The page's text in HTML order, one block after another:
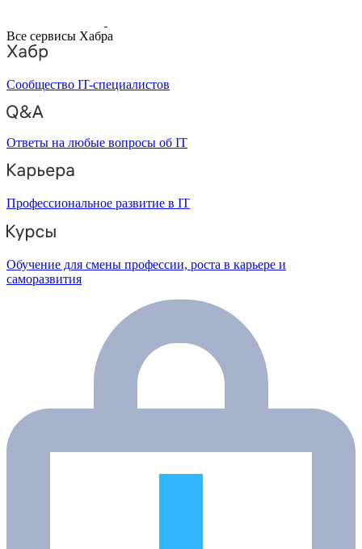
Все сервисы Хабра
Сообщество IT-специалистов
Ответы на любые вопросы об IT
Профессиональное развитие в IT
Обучение для смены профессии, роста в карьере и
саморазвития